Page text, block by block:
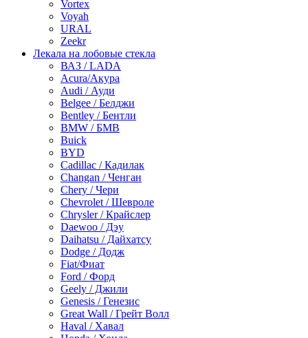
Vortex
Voyah
URAL
Zeekr
Лекала на лобовые стекла
ВАЗ / LADA
Acura/Акура
Audi / Ауди
Belgee / Белджи
Bentley / Бентли
BMW / БМВ
Buick
BYD
Cadillac / Кадилак
Changan / Ченган
Chery / Чери
Chevrolet / Шевроле
Chrysler / Крайслер
Daewoo / Дэу
Daihatsu / Дайхатсу
Dodge / Додж
Fiat/Фиат
Ford / Форд
Geely / Джили
Genesis / Генезис
Great Wall / Грейт Волл
Haval / Хавал